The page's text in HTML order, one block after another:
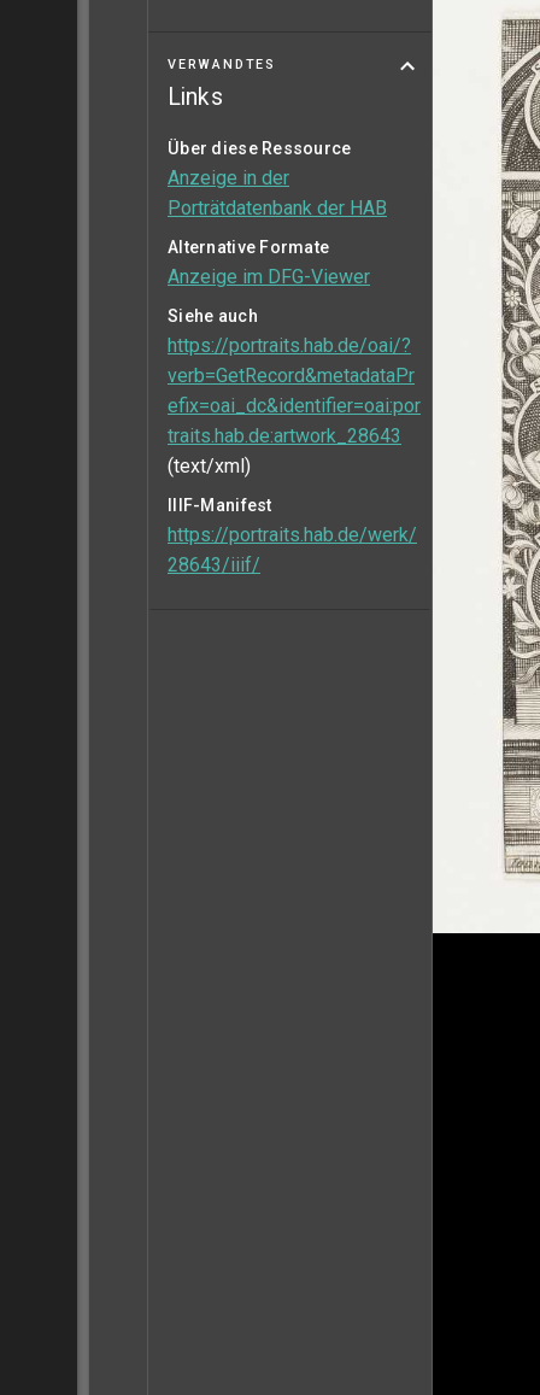
VERWANDTES
Links
Über diese Ressource
Anzeige in der
Porträtdatenbank der HAB
Alternative Formate
Anzeige im DFG-Viewer
Siehe auch
https://portraits.hab.de/oai/?
verb=GetRecord&metadataPr
efix=oai_dc&identifier=oai:por
traits.hab.de:artwork_28643
(text/xml)
IIIF-Manifest
https://portraits.hab.de/werk/
28643/iiif/